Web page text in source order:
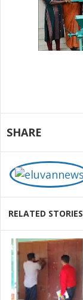
SHARE
RELATED STORIES